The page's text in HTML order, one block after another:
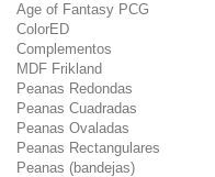
Age of Fantasy PCG
ColorED
Complementos
MDF Frikland
Peanas Redondas
Peanas Cuadradas
Peanas Ovaladas
Peanas Rectangulares
Peanas (bandejas)